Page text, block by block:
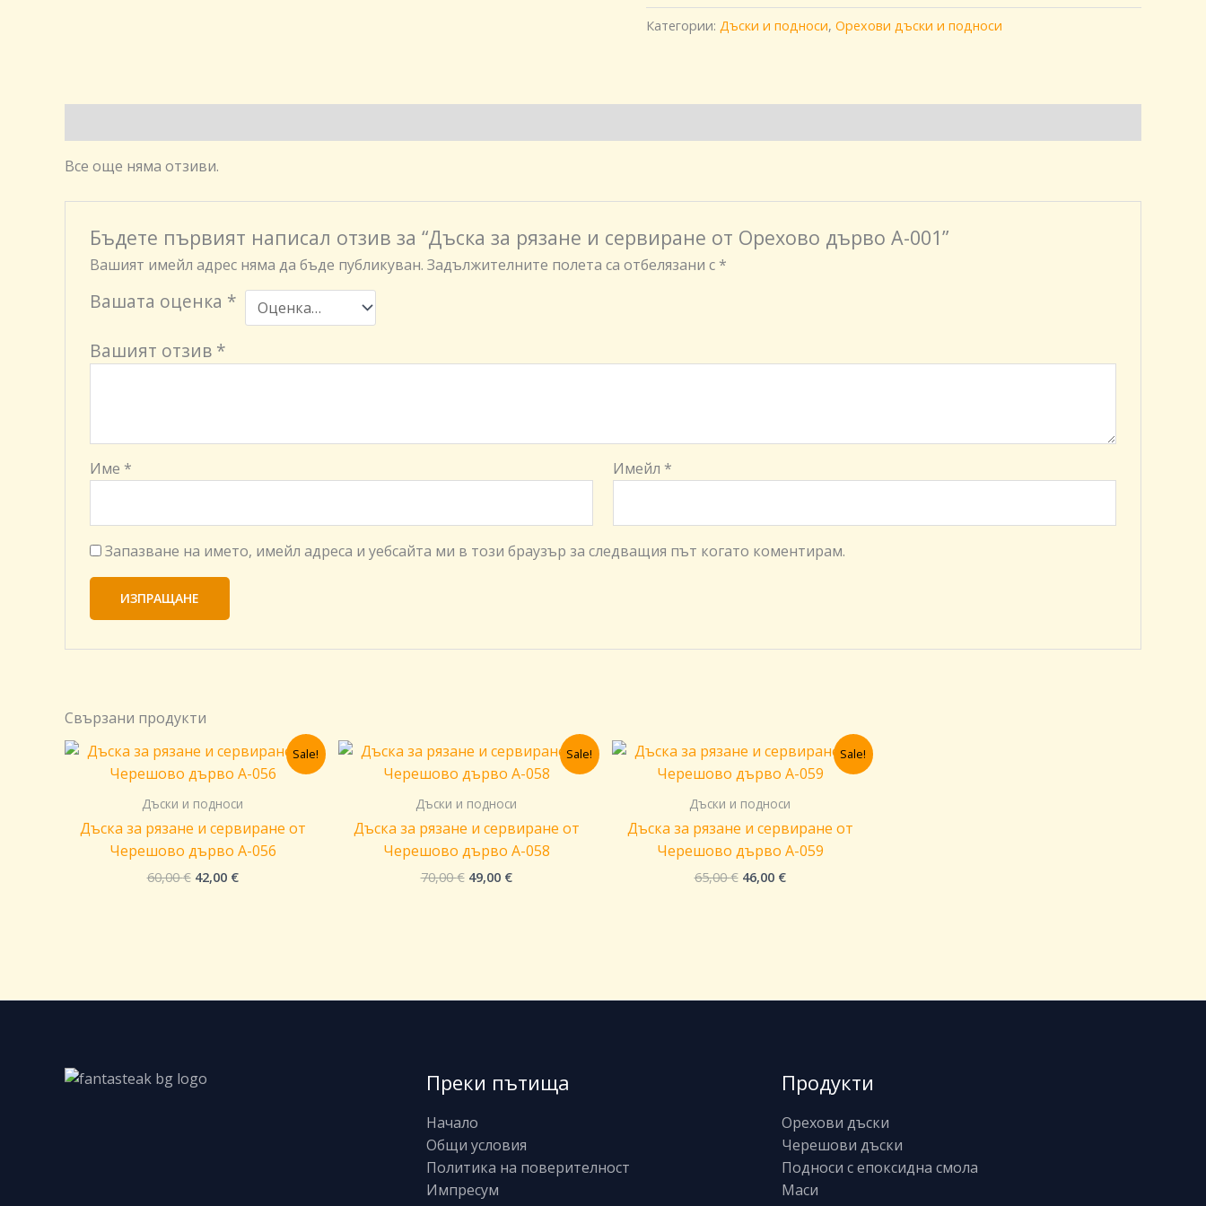
Категории: Дъски и подноси, Орехови дъски и подноси
Все още няма отзиви.
Бъдете първият написал отзив за “Дъска за рязане и сервиране от Орехово дърво A-001”
Вашият имейл адрес няма да бъде публикуван. Задължителните полета са отбелязани с *
Вашата оценка *
Вашият отзив *
Име * Имейл *
Запазване на името, имейл адреса и уебсайта ми в този браузър за следващия път когато коментирам.
Свързани продукти
Sale!
Дъски и подноси
Дъска за рязане и сервиране от
Черешово дърво A-056
60,00€
Original
was:
42,00 €
Текущата
цена
е:
Sale!
Дъски и подноси
Дъска за рязане и сервиране от
Черешово дърво A-058
70,00€
Original
was:
49,00 €
Текущата
цена
е:
Sale!
Дъски и подноси
Дъска за рязане и сервиране от
Черешово дърво A-059
65,00€
Original
was:
46,00 €
Текущата
цена
е:
Преки пътища
Начало
Общи условия
Политика на поверителност
Импресум
Продукти
Орехови дъски
Черешови дъски
Подноси с епоксидна смола
Маси